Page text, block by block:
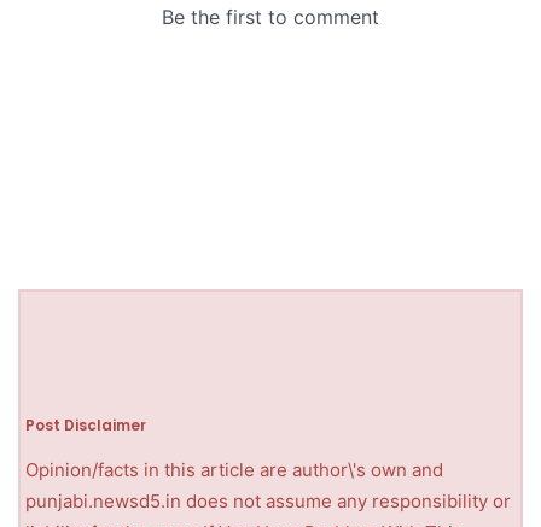
Post Disclaimer
Opinion/facts in this article are author\'s own and
punjabi.newsd5.in does not assume any responsibility or